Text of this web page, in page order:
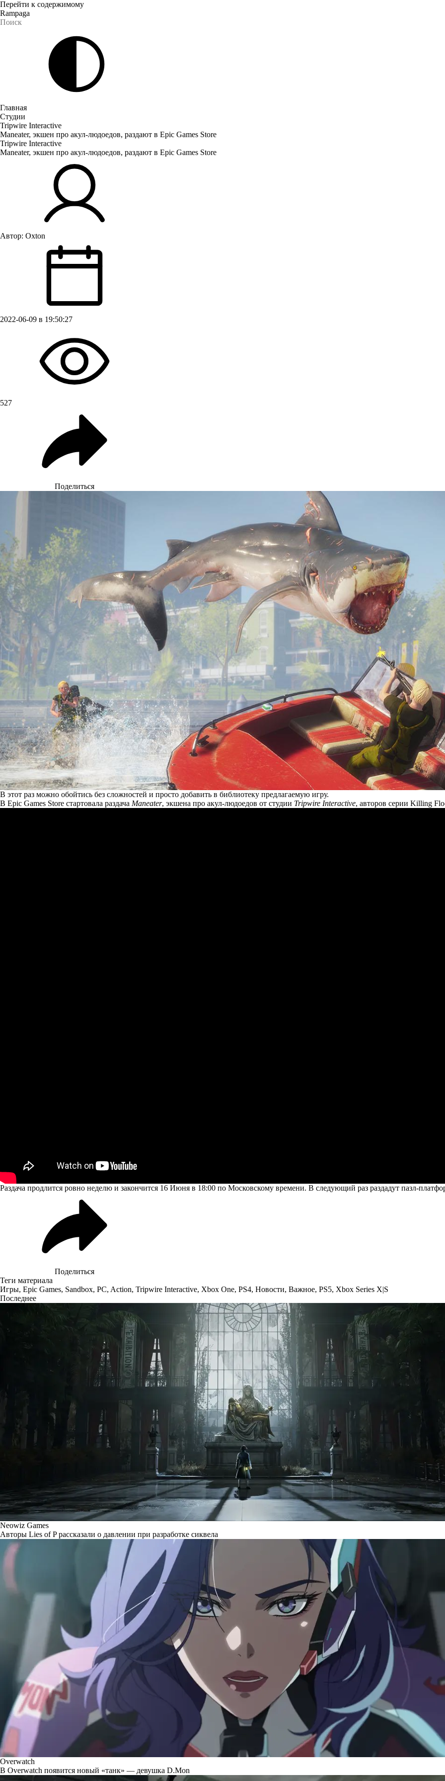
Перейти к содержимому
Rampaga
Главная
Студии
Tripwire Interactive
Maneater, экшен про акул-людоедов, раздают в Epic Games Store
Tripwire Interactive
Maneater, экшен про акул-людоедов, раздают в Epic Games Store
Автор: Oxton
2022-06-09 в 19:50:27
527
Поделиться
В этот раз можно обойтись без сложностей и просто добавить в библиотеку предлагаемую игру.
В Epic Games Store стартовала раздача Maneater, экшена про акул-людоедов от студии Tripwire Interactive, авторов серии Killing
Раздача продлится ровно неделю и закончится 16 Июня в 18:00 по Московскому времени. В следующий раз раздадут пазл-
Поделиться
Теги материала
Игры, Epic Games, Sandbox, PC, Action, Tripwire Interactive, Xbox One, PS4, Новости, Важное, PS5, Xbox Series X|S
Последнее
Neowiz Games
Авторы Lies of P рассказали о давлении при разработке сиквела
Overwatch
В Overwatch появится новый «танк» — девушка D.Mon